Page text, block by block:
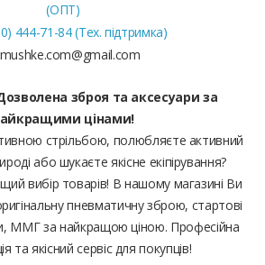
(ОПТ)
444-71-84 (Тех. підтримка)
зброя та аксесуари за
цінами!
стрільбою, полюбляєте активний
або шукаєте якісне екіпірування?
вибір товарів! В нашому магазині Ви
пневматичну зброю, стартові
ММГ за найкращою ціною. Професійна
та якісний сервіс для покупців!